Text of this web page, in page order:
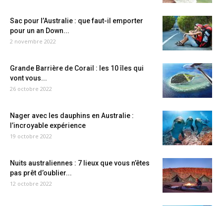
Sac pour l’Australie : que faut-il emporter
pour un an Down...
2 novembre 2022
Grande Barrière de Corail : les 10 îles qui
vont vous...
26 octobre 2022
Nager avec les dauphins en Australie :
l’incroyable expérience
19 octobre 2022
Nuits australiennes : 7 lieux que vous n’êtes
pas prêt d’oublier...
12 octobre 2022